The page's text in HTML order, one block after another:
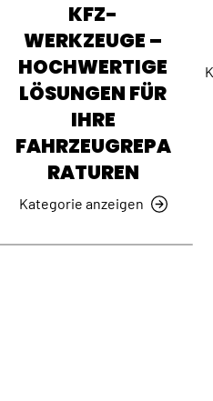
KFZ-
WERKZEUGE –
HOCHWERTIGE
LÖSUNGEN FÜR
IHRE
FAHRZEUGREPA
RATUREN
Kategorie anzeigen